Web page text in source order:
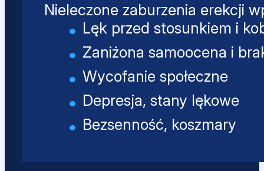
Nieleczone zaburzenia erekcji
Lęk przed stosunkiem i
Zaniżona samoocena i
Wycofanie społeczne
Depresja, stany lękowe
Bezsenność, koszmary